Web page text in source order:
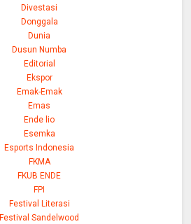
Divestasi
Donggala
Dunia
Dusun Numba
Editorial
Ekspor
Emak-Emak
Emas
Ende lio
Esemka
Esports Indonesia
FKMA
FKUB ENDE
FPI
Festival Literasi
Festival Sandelwood